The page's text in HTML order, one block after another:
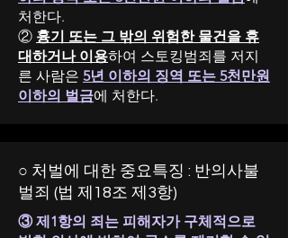
처한다.
② 흉기 또는 그 밖의 위험한 물건을 휴
대하거나 이용하여 스토킹범죄를 저지
른 사람은 5년 이하의 징역 또는 5천만원
이하의 벌금에 처한다.
○ 처벌에 대한 중요특징 : 반의사불
벌죄 (법 제18조 제3항)
③ 제1항의 죄는 피해자가 구체적으로